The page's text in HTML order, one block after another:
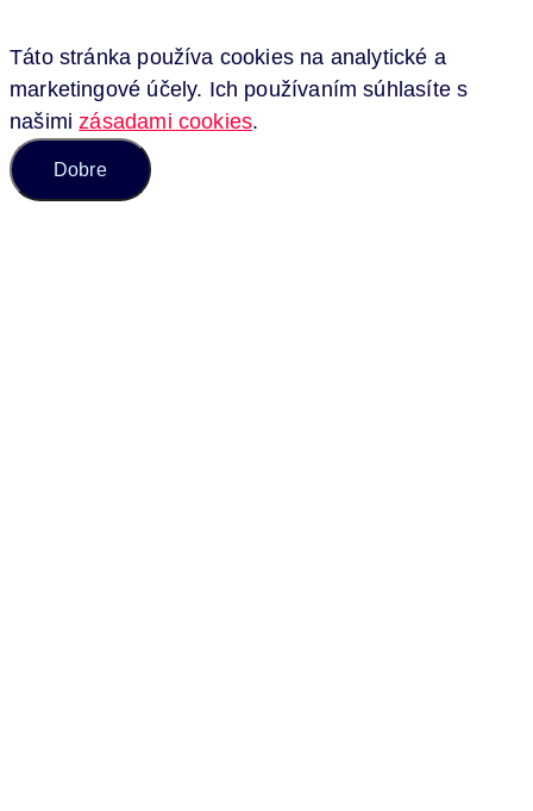
Táto stránka používa cookies na analytické a
marketingové účely. Ich používaním súhlasíte s
našimizásadami cookies.
Dobre